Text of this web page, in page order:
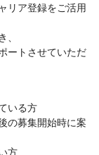
リア登録をご活用
、
ートさせていただ
いる方
の募集開始時に案
方